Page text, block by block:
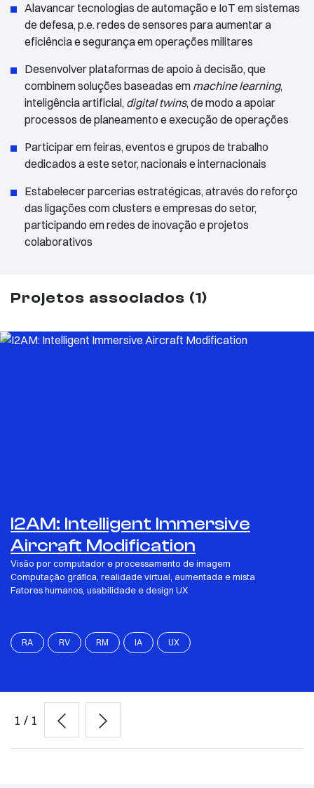
Alavancar tecnologias de automação e IoT em sistemas
de defesa, p.e. redes de sensores para aumentar a
eficiência e segurança em operações militares
Desenvolver plataformas de apoio à decisão, que
combinem soluções baseadas em machine learning,
inteligência artificial, digital twins, de modo a apoiar
processos de planeamento e execução de operações
Participar em feiras, eventos e grupos de trabalho
dedicados a este setor, nacionais e internacionais
Estabelecer parcerias estratégicas, através do reforço
das ligações com clusters e empresas do setor,
participando em redes de inovação e projetos
colaborativos
Projetos associados (1)
I2AM: Intelligent Immersive
Aircraft Modification
Visão por computador e processamento de imagem
Computação gráfica, realidade virtual, aumentada e mista
Fatores humanos, usabilidade e design UX
RA RV RM IA UX
1 / 1